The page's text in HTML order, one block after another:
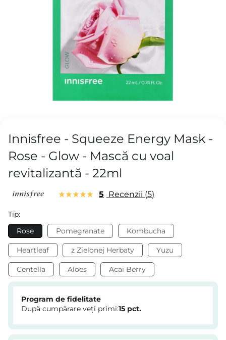
Innisfree - Squeeze Energy Mask -
Rose - Glow - Mască cu voal
revitalizantă - 22ml
5 Recenzii 5
Tip:
Rose
Pomegranate Kombucha
Heartleaf z Zielonej Herbaty Yuzu
Centella Aloes Acai Berry
Program de fidelitate
După cumpărare veți primi:15 pct.